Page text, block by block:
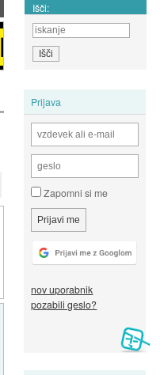
Išči:
Prijava
Zapomni si me
nov uporabnik
pozabili geslo?